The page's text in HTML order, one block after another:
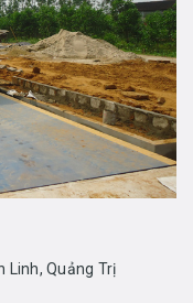
Linh, Quảng Trị